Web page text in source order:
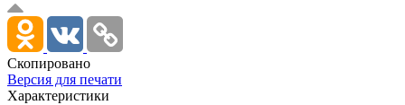
Скопировано
Версия для печати
Характеристики